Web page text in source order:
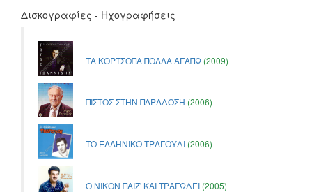
Δισκογραφίες - Ηχογραφήσεις
ΤΑ ΚΟΡΤΣΟΠΑ ΠΟΛΛΑ ΑΓΑΠΩ (2009)
ΠΙΣΤΟΣ ΣΤΗΝ ΠΑΡΑΔΟΣΗ (2006)
ΤΟ ΕΛΛΗΝΙΚΟ ΤΡΑΓΟΥΔΙ (2006)
Ο ΝΙΚΟΝ ΠΑΙΖ' ΚΑΙ ΤΡΑΓΩΔΕΙ (2005)